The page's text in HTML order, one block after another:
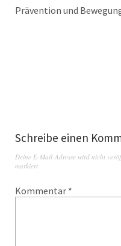
Prävention und
Schreibe einen
Deine E-Mail-Adresse wird nicht
markiert
Kommentar *